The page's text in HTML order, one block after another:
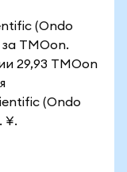
(Ondo
за TMOon.
29,93 TMOon
(Ondo
¥.